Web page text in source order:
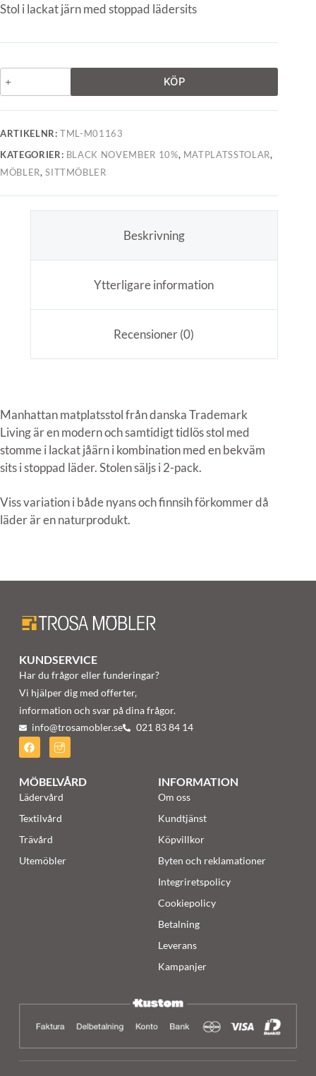
Stol i lackat järn med stoppad lädersits
KÖP
ARTIKELNR:TML-M01163
KATEGORIER: BLACK NOVEMBER 10%, MATPLATSSTOLAR,
MÖBLER,SITTMÖBLER
Beskrivning
Ytterligare information
Recensioner (0)
Manhattan matplatsstol från danska Trademark
Living är en modern och samtidigt tidlös stol med
stomme i lackat jåärn i kombination med en bekväm
sits i stoppad läder. Stolen säljs i 2-pack.
Viss variation i både nyans och finnsih förkommer då
läder är en naturprodukt.
KUNDSERVICE
Har du frågor eller funderingar?
Vi hjälper dig med offerter,
information och svar på dina frågor.
info@trosamobler.se 021 83 84 14
MÖBELVÅRD
Lädervård
Textilvård
Trävård
Utemöbler
INFORMATION
Om oss
Kundtjänst
Köpvillkor
Byten och reklamationer
Integriretspolicy
Cookiepolicy
Betalning
Leverans
Kampanjer